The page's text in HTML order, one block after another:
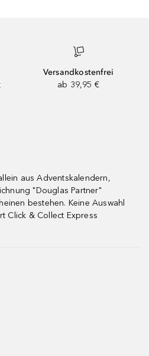
Versandkostenfrei
ab 39,95 €
aus Adventskalendern,
"Douglas Partner"
bestehen. Keine Auswahl
Click & Collect Express